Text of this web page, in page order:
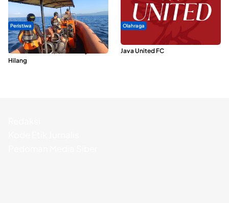
Peristiwa
Dua Longboat Bertabrakan di
Perairan Taliabu, Satu Nelayan
Hilang
Olahraga
Dari Malut United Berubah Jadi
Java United FC